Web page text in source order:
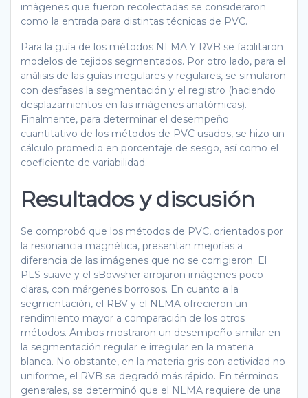
imágenes que fueron recolectadas se consideraron
como la entrada para distintas técnicas de PVC.
Para la guía de los métodos NLMA Y RVB se facilitaron
modelos de tejidos segmentados. Por otro lado, para el
análisis de las guías irregulares y regulares, se simularon
con desfases la segmentación y el registro (haciendo
desplazamientos en las imágenes anatómicas).
Finalmente, para determinar el desempeño
cuantitativo de los métodos de PVC usados, se hizo un
cálculo promedio en porcentaje de sesgo, así como el
coeficiente de variabilidad.
Resultados y discusión
Se comprobó que los métodos de PVC, orientados por
la resonancia magnética, presentan mejorías a
diferencia de las imágenes que no se corrigieron. El
PLS suave y el sBowsher arrojaron imágenes poco
claras, con márgenes borrosos. En cuanto a la
segmentación, el RBV y el NLMA ofrecieron un
rendimiento mayor a comparación de los otros
métodos. Ambos mostraron un desempeño similar en
la segmentación regular e irregular en la materia
blanca. No obstante, en la materia gris con actividad no
uniforme, el RVB se degradó más rápido. En términos
generales, se determinó que el NLMA requiere de una